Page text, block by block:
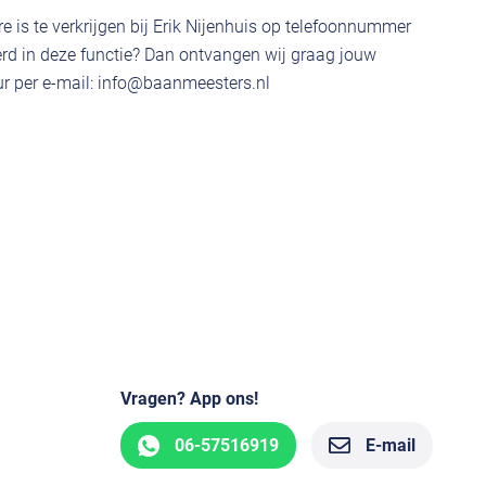
is te verkrijgen bij Erik Nijenhuis op telefoonnummer
in deze functie? Dan ontvangen wij graag jouw
per e-mail: info@baanmeesters.nl
Vragen? App ons!
06-57516919 E-mail